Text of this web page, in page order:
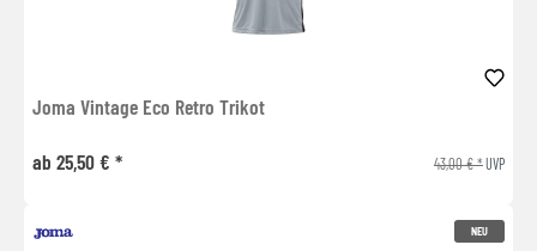
Joma Vintage Eco Retro Trikot
ab 25,50 € * 43,00 € *UVP
NEU